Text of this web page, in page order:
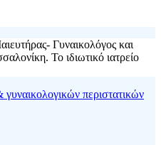
Γυναικολόγος και
Το ιδιωτικό ιατρείο
γυναικολογικών περιστατικών